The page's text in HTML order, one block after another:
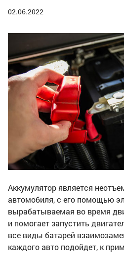
02.06.2022
Аккумулятор является
автомобиля, с его помощью
вырабатываемая во время
и помогает запустить
все виды батарей
каждого авто подойдет, к